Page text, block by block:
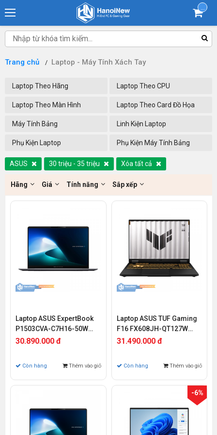
Trang chủ Laptop - Máy Tính Xách Tay
Laptop Theo Hãng Laptop Theo CPU
Laptop Theo Màn Hình Laptop Theo Card Đồ Họa
Máy Tính Bảng Linh Kiện Laptop
Phụ Kiện Laptop Phụ Kiện Máy Tính Bảng
ASUS 30 triệu - 35 triệu Xóa tất cả
Hãng Giá Tính năng Sắp xếp
Laptop ASUS ExpertBook
P1503CVA-C7H16-50W
(Intel Core 7 Processor
Xám)
30.890.000 đ
Còn hàng Thêm vào giỏ
Laptop ASUS TUF Gaming
F16 FX608JH-QT127W
(Intel Core i5-13450HX |
| Win 11 | Xám)
31.490.000 đ
Còn hàng Thêm vào giỏ
-6%